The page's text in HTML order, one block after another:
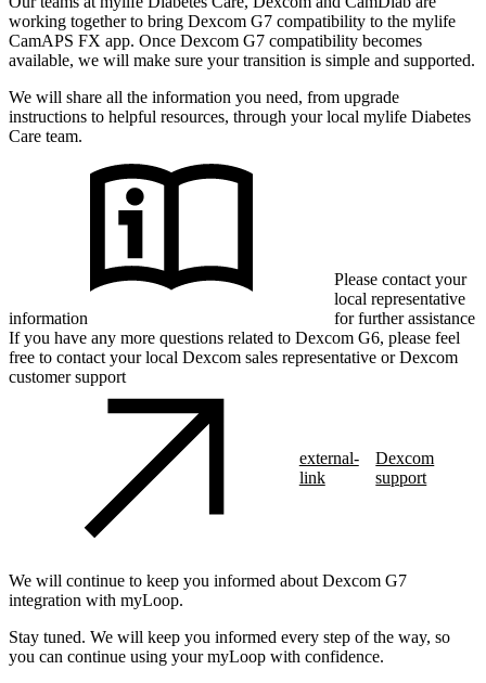
working together to bring Dexcom G7 compatibility to the mylife
CamAPS FX app. Once Dexcom G7 compatibility becomes
available, we will make sure your transition is simple and supported.
We will share all the information you need, from upgrade
instructions to helpful resources, through your local mylife Diabetes
Care team.
information
Please contact your
local representative
for further assistance
If you have any more questions related to Dexcom G6, please feel
free to contact your local Dexcom sales representative or Dexcom
customer support
external-
link
Dexcom
support
We will continue to keep you informed about Dexcom G7
integration with myLoop.
Stay tuned. We will keep you informed every step of the way, so
you can continue using your myLoop with confidence.